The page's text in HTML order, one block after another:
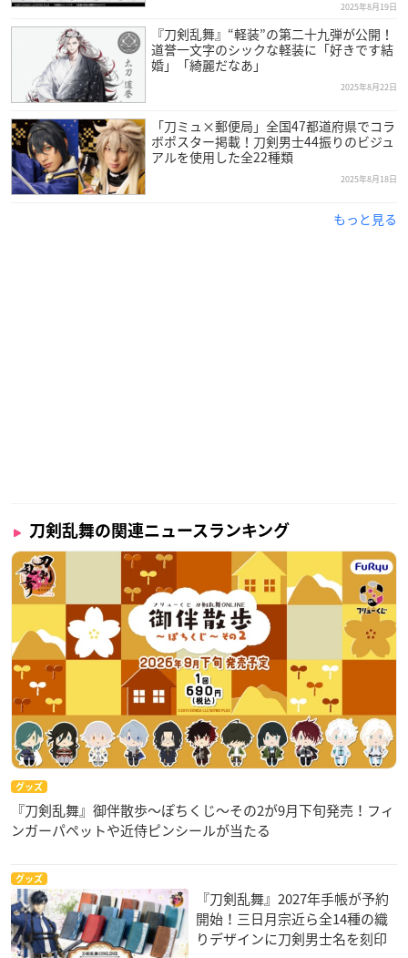
2025年8月19日
『刀剣乱舞』“軽装”の第二十九弾が公開！
道誉一文字のシックな軽装に「好きです結
婚」「綺麗だなあ」
2025年8月22日
「刀ミュ×郵便局」全国47都道府県でコラ
ボポスター掲載！刀剣男士44振りのビジュ
アルを使用した全22種類
2025年8月18日
もっと見る
刀剣乱舞の関連ニュースランキング
グッズ
『刀剣乱舞』御伴散歩～ぽちくじ～その2が9月下旬発売！フィ
ンガーパペットや近侍ピンシールが当たる
グッズ
『刀剣乱舞』2027年手帳が予約
開始！三日月宗近ら全14種の織
りデザインに刀剣男士名を刻印